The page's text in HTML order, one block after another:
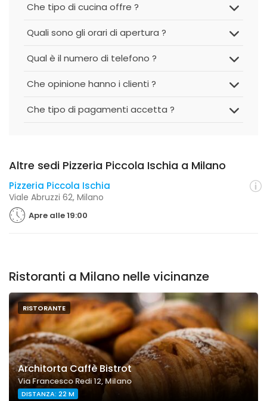
Che tipo di cucina offre ?
Quali sono gli orari di apertura ?
Qual è il numero di telefono ?
Che opinione hanno i clienti ?
Che tipo di pagamenti accetta ?
Altre sedi Pizzeria Piccola Ischia a Milano
Pizzeria Piccola Ischia
Viale Abruzzi 62, Milano
Apre alle 19:00
Ristoranti a Milano nelle vicinanze
RISTORANTE
Architorta Caffè Bistrot
Via Francesco Redi 12, Milano
DISTANZA: 22 M